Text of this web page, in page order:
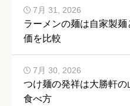
ラーメンの麺は自家製
価を比較
7月 31, 2026
つけ麺の発祥は大勝軒
食べ方
7月 30, 2026